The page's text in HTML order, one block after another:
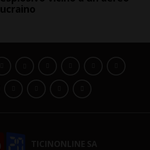
ucraino